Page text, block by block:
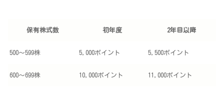
保有株式数 初年度 2年目以降
500～599株 5,000ポイント 5,500ポイント
600～699株 10,000ポイント 11,000ポイント